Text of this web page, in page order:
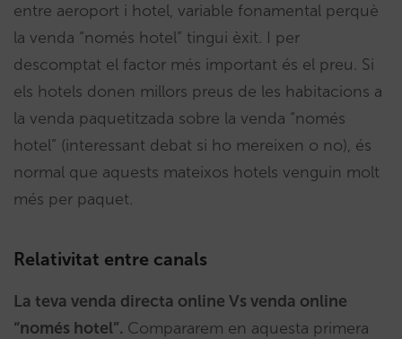
entre aeroport i hotel, variable fonamental perquè
la venda “només hotel” tingui èxit. I per
descomptat el factor més important és el preu. Si
els hotels donen millors preus de les habitacions a
la venda paquetitzada sobre la venda “només
hotel” (interessant debat si ho mereixen o no), és
normal que aquests mateixos hotels venguin molt
més per paquet.
Relativitat entre canals
La teva venda directa online Vs venda online
“només hotel”. Compararem en aquesta primera